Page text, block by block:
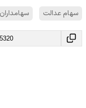
سهام عدالت سهامداران